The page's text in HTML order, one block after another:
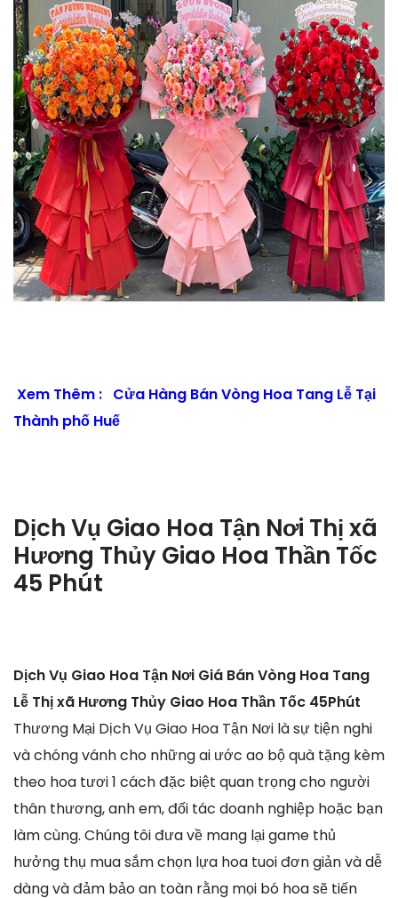
Xem Thêm : Cửa Hàng Bán Vòng Hoa Tang Lễ Tại
Thành phố Huế
Dịch Vụ Giao Hoa Tận Nơi Thị xã
Hương Thủy Giao Hoa Thần Tốc
45 Phút
Dịch Vụ Giao Hoa Tận Nơi Giá Bán Vòng Hoa Tang
Lễ Thị xã Hương Thủy Giao Hoa Thần Tốc 45Phút
Thương Mại Dịch Vụ Giao Hoa Tận Nơi là sự tiện nghi
và chóng vánh cho những ai ước ao bộ quà tặng kèm
theo hoa tươi 1 cách đặc biệt quan trọng cho người
thân thương, anh em, đối tác doanh nghiệp hoặc bạn
làm cùng. Chúng tôi đưa về mang lại game thủ
hưởng thụ mua sắm chọn lựa hoa tuoi đơn giản và dễ
dàng và đảm bảo an toàn rằng mọi bó hoa sẽ tiến